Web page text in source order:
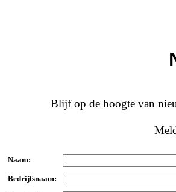
Blijf op de hoogte van
Naam:
Bedrijfsnaam: